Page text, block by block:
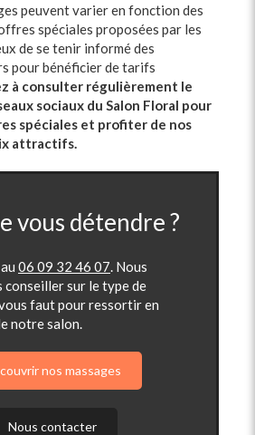
peuvent varier en fonction des
spéciales proposées par les
de se tenir informé des
pour bénéficier de tarifs
à consulter régulièrement le
sociaux du Salon Floral pour
spéciales et profiter de nos
attractifs.
vous détendre ?
06 09 32 46 07 . Nous
conseiller sur le type de
faut pour ressortir en
notre salon.
nos massages
Nous contacter